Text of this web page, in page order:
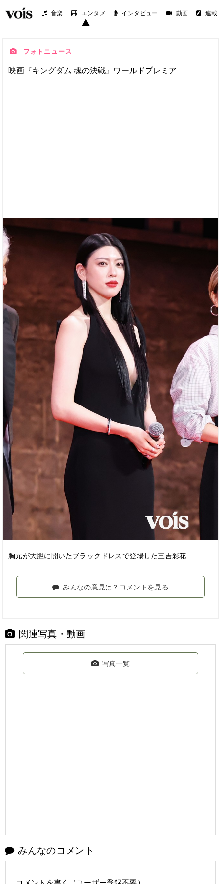
音楽 エンタメ インタビュー 動画 連載
フォトニュース
映画『キングダム 魂の決戦』ワールドプレミア
胸元が大胆に開いたブラックドレスで登場した三吉彩花
みんなの意見は？コメントを見る
関連写真・動画
写真一覧
みんなのコメント